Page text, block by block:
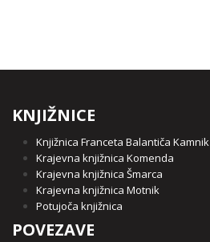
KNJIŽNICE
Knjižnica Franceta Balantiča Kamnik
Krajevna knjižnica Komenda
Krajevna knjižnica Šmarca
Krajevna knjižnica Motnik
Potujoča knjižnica
POVEZAVE